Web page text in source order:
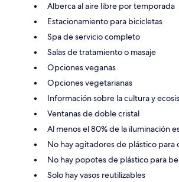
Alberca al aire libre por temporada
Estacionamiento para bicicletas
Spa de servicio completo
Salas de tratamiento o masaje
Opciones veganas
Opciones vegetarianas
Información sobre la cultura y
Ventanas de doble cristal
Al menos el 80% de la iluminación
No hay agitadores de plástico para
No hay popotes de plástico para
Solo hay vasos reutilizables